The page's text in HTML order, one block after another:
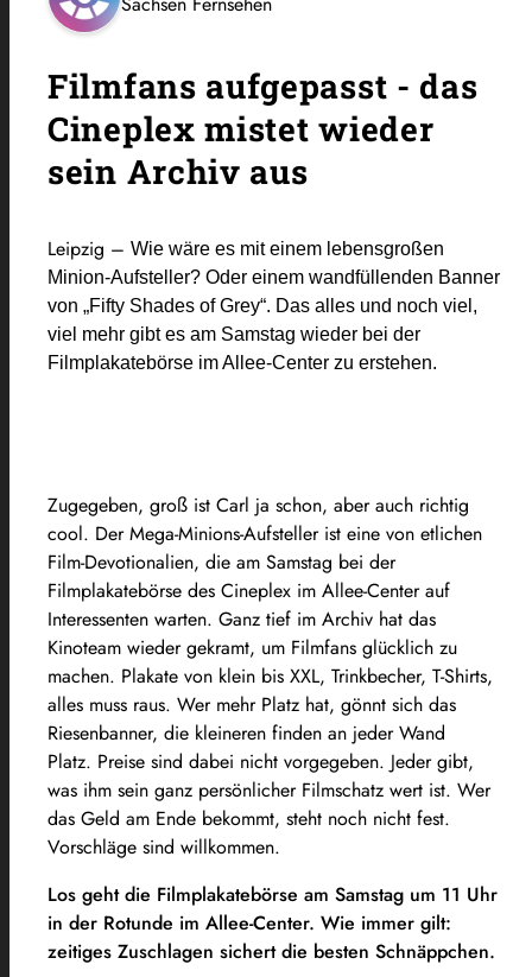
Filmfans aufgepasst - das
Cineplex mistet wieder
sein Archiv aus
Leipzig – Wie wäre es mit einem lebensgroßen
Minion-Aufsteller? Oder einem wandfüllenden Banner
von „Fifty Shades of Grey“. Das alles und noch viel,
viel mehr gibt es am Samstag wieder bei der
Filmplakatebörse im Allee-Center zu erstehen.
Zugegeben, groß ist Carl ja schon, aber auch richtig
cool. Der Mega-Minions-Aufsteller ist eine von etlichen
Film-Devotionalien, die am Samstag bei der
Filmplakatebörse des Cineplex im Allee-Center auf
Interessenten warten. Ganz tief im Archiv hat das
Kinoteam wieder gekramt, um Filmfans glücklich zu
machen. Plakate von klein bis XXL, Trinkbecher, T-Shirts,
alles muss raus. Wer mehr Platz hat, gönnt sich das
Riesenbanner, die kleineren finden an jeder Wand
Platz. Preise sind dabei nicht vorgegeben. Jeder gibt,
was ihm sein ganz persönlicher Filmschatz wert ist. Wer
das Geld am Ende bekommt, steht noch nicht fest.
Vorschläge sind willkommen.
Los geht die Filmplakatebörse am Samstag um 11 Uhr
in der Rotunde im Allee-Center. Wie immer gilt:
zeitiges Zuschlagen sichert die besten Schnäppchen.